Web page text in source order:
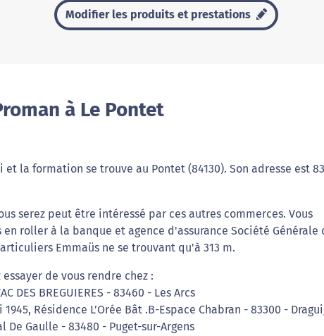
Modifier les produits et prestations
à Le Pontet
la formation se trouve au Pontet (84130). Son adresse est
serez peut être intéressé par ces autres commerces. Vous
roller à la banque et agence d'assurance Société Générale
Emmaüs ne se trouvant qu'à 313 m.
de vous rendre chez :
DES BREGUIERES - 83460 - Les Arcs
Résidence L’Orée Bât .B-Espace Chabran - 83300 -
De Gaulle - 83480 - Puget-sur-Argens